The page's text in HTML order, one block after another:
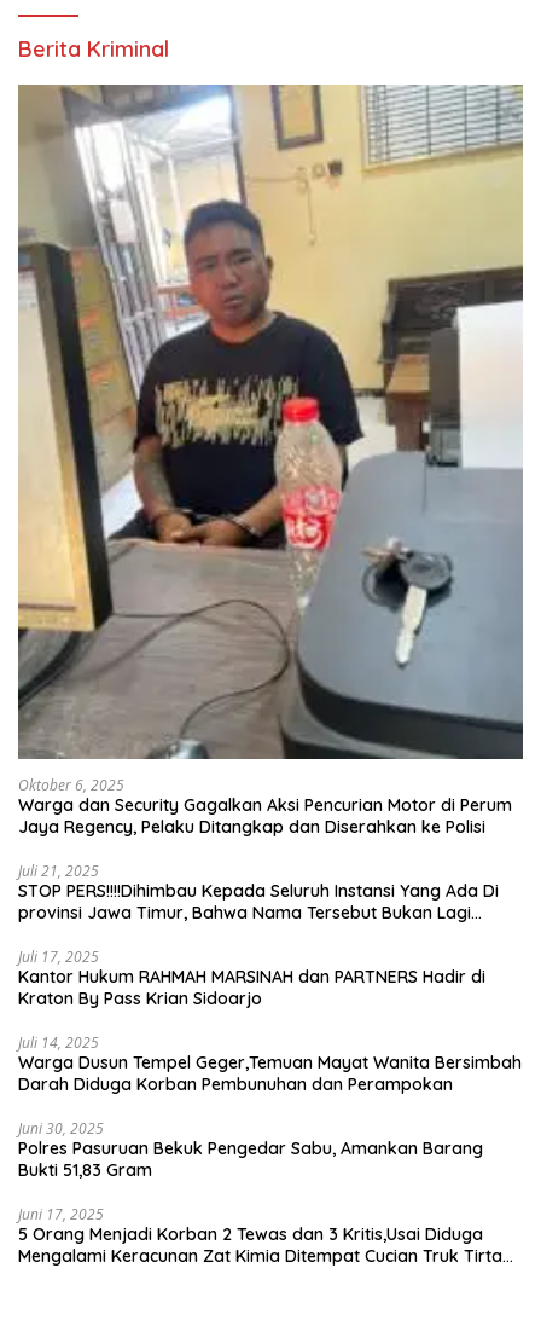
Berita Kriminal
Oktober 6, 2025
Warga dan Security Gagalkan Aksi Pencurian Motor di Perum
Jaya Regency, Pelaku Ditangkap dan Diserahkan ke Polisi
Juli 21, 2025
STOP PERS!!!!Dihimbau Kepada Seluruh Instansi Yang Ada Di
provinsi Jawa Timur, Bahwa Nama Tersebut Bukan Lagi
Juli 17, 2025
Kantor Hukum RAHMAH MARSINAH dan PARTNERS Hadir di
Kraton By Pass Krian Sidoarjo
Juli 14, 2025
Warga Dusun Tempel Geger,Temuan Mayat Wanita Bersimbah
Darah Diduga Korban Pembunuhan dan Perampokan
Juni 30, 2025
Polres Pasuruan Bekuk Pengedar Sabu, Amankan Barang
Bukti 51,83 Gram
Juni 17, 2025
5 Orang Menjadi Korban 2 Tewas dan 3 Kritis,Usai Diduga
Mengalami Keracunan Zat Kimia Ditempat Cucian Truk Tirta